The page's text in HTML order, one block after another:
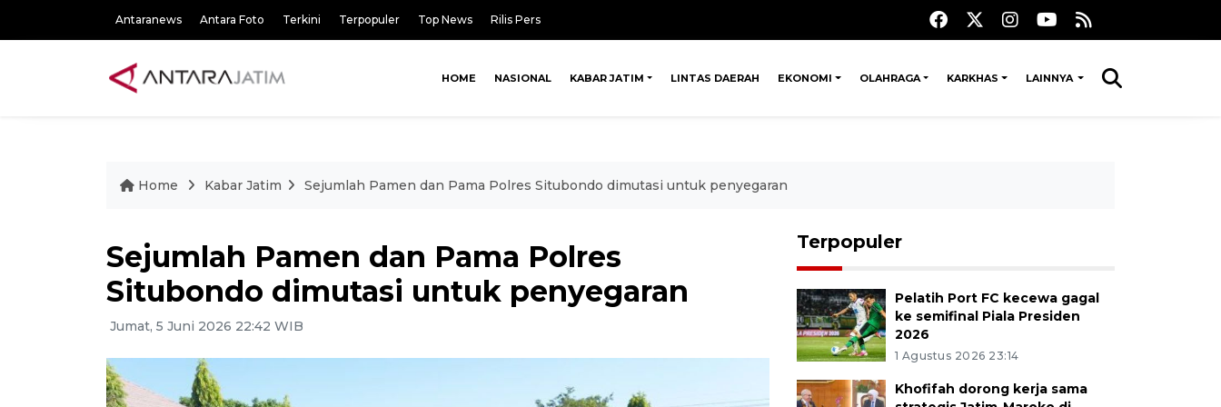
Antaranews Antara Foto Terkini Terpopuler Top News Rilis Pers
HOME NASIONAL KABAR JATIM LINTAS DAERAH EKONOMI OLAHRAGA KARKHAS LAINNYA
Home Kabar Jatim Sejumlah Pamen dan Pama Polres Situbondo dimutasi untuk penyegaran
Sejumlah Pamen dan Pama Polres
Situbondo dimutasi untuk penyegaran
Jumat, 5 Juni 2026 22:42 WIB
Terpopuler
Pelatih Port FC kecewa gagal
ke semifinal Piala Presiden
2026
1 Agustus 2026 23:14
Khofifah dorong kerja sama